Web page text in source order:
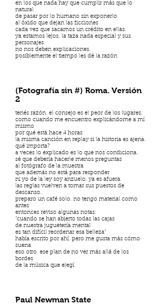
en los que nada hay que cumplir más que lo
natural
de pasar por lo humano sin exponerlo
al óxido que dejan las ficciones
cada vez que sacamos un crédito en ellas.
ya estamos lejos. la taza nada especial y sus
personajes
no nos deben explicaciones.
posiblemente el tiempo les dé la razón
(Fotografía sin #) Roma. Versión
2
tenés razón. el consejo es el peor de los lugares.
como cuando me encuentro explicándome a mí
mismo
por qué está hace 4 horas
la misma canción en replay si la historia es ajena.
qué importa?
a veces lo explicado es lo que nos condiciona.
sé que debería hacerle menos preguntas
al fotógrafo de la muestra
que además no está para responder
ni yo de la ley soy anzuelo. ya es afuera.
las reglas vuelven a tomar sus puestos de
descanso.
preparo un café solo. no tengo material como
antes
entonces reviso algunas notas:
“cuando se han abierto todas las cajas
de nuestra juguetería mental
es tan difícil reordenar esa belleza”
había escrito por ahí. pero me gusta más cómo
suena
eso otro. ese plan de no ver más allá de los
bordes
de la música que elegí
Paul Newman State